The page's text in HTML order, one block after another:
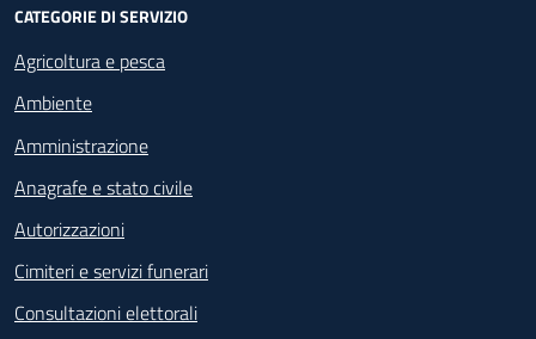
CATEGORIE DI SERVIZIO
Agricoltura e pesca
Ambiente
Amministrazione
Anagrafe e stato civile
Autorizzazioni
Cimiteri e servizi funerari
Consultazioni elettorali